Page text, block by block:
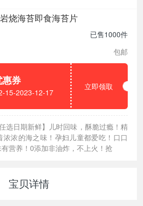
岩烧海苔即食海苔片
已售1000件
包邮
惠券
15-2023-12-17
立即领取
选日期新鲜】儿时回味，酥脆过瘾！精
浓的海之味！孕妇儿童都爱吃！口口
营养！0添加非油炸，不上火！抢
宝贝详情